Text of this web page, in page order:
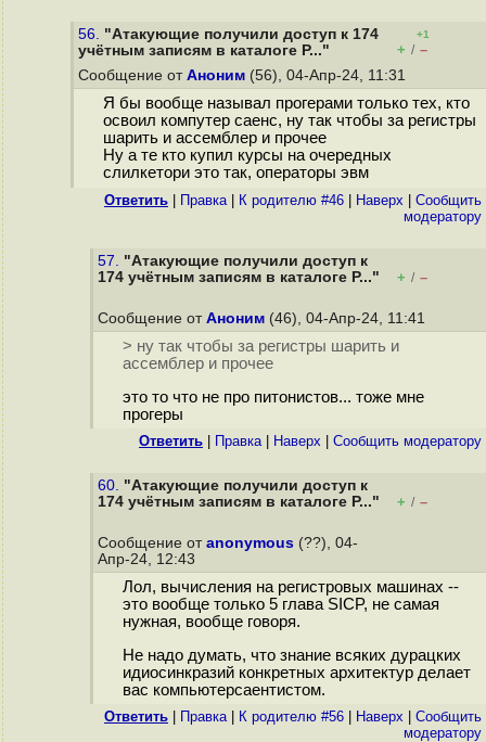
56. "Атакующие получили доступ к 174
учётным записям в каталоге P..."
+1
+ / –
Сообщение от Аноним (56), 04-Апр-24, 11:31
Я бы вообще называл прогерами только тех, кто
освоил компутер саенс, ну так чтобы за регистры
шарить и ассемблер и прочее
Ну а те кто купил курсы на очередных
слилкетори это так, операторы эвм
Ответить Правка| К родителю #46 Наверх
Cообщить
модератору
57. "Атакующие получили доступ к
174 учётным записям в каталоге P..."
+ / –
Сообщение от Аноним (46), 04-Апр-24, 11:41
> ну так чтобы за регистры шарить и
ассемблер и прочее
это то что не про питонистов... тоже мне
прогеры
Ответить Правка| Наверх Cообщить модератору
60. "Атакующие получили доступ к
174 учётным записям в каталоге P..."
+ / –
Сообщение от anonymous (??), 04-
Апр-24, 12:43
Лол, вычисления на регистровых машинах --
это вообще только 5 глава SICP, не самая
нужная, вообще говоря.
Не надо думать, что знание всяких дурацких
идиосинкразий конкретных архитектур делает
вас компьютерсаентистом.
Ответить Правка| К родителю #56 Наверх
Cообщить
модератору